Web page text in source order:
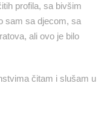
profila, sa bivšim
sam sa djecom, sa
ali ovo je bilo
čitam i slušam u